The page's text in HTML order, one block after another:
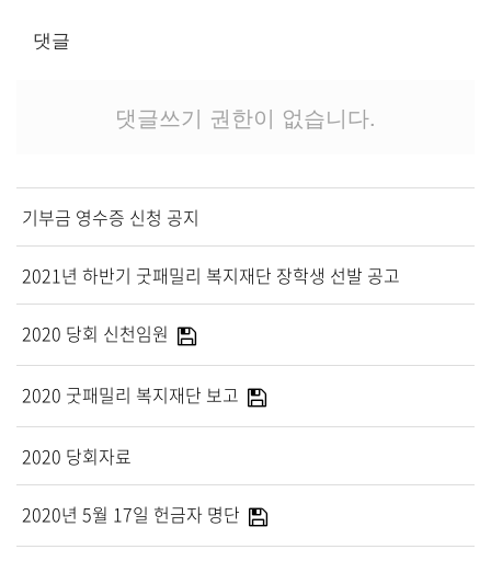
목현동
곤지암,광주
말씀과 찬양
주일설교
Hiel Worship
교육과 훈련
댓글
댓글쓰기 권한이 없습니다.
기부금 영수증 신청 공지
2021년 하반기 굿패밀리 복지재단 장학생 선발 공고
2020 당회 신천임원
2020 굿패밀리 복지재단 보고
2020 당회자료
2020년 5월 17일 헌금자 명단